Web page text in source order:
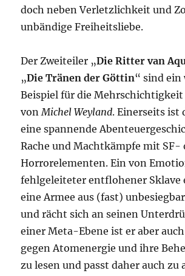
doch neben Verletzlichkeit und
unbändige Freiheitsliebe.
Der Zweiteiler „Die Ritter van
„Die Tränen der Göttin“ sind ein
Beispiel für die Mehrschichtigkeit
von Michel Weyland. Einerseits ist
eine spannende
Rache und Machtkämpfe mit SF-
Horrorelementen. Ein von
fehlgeleiteter entflohener Sklave
eine Armee aus (fast)
und rächt sich an seinen
einer Meta-Ebene ist er aber
gegen Atomenergie und ihre
zu lesen und passt daher auch zu